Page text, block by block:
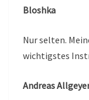
Bloshka
Nur selten.
wichtigstes
Andreas